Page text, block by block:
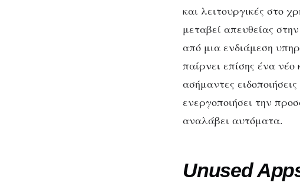
και λειτουργικές στο
μεταβεί απευθείας
από μια ενδιάμεση
παίρνει επίσης ένα
ασήμαντες
ενεργοποιήσει την
αναλάβει αυτόματα.
Unused